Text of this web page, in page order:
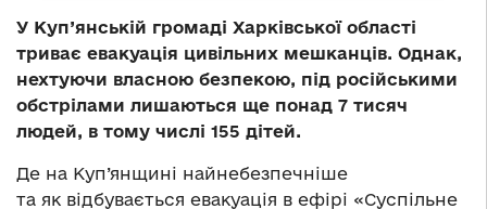
У Куп’янській громаді Харківської області
триває евакуація цивільних мешканців. Однак,
нехтуючи власною безпекою, під російськими
обстрілами лишаються ще понад 7 тисяч
людей, в тому числі 155 дітей.
Де на Куп’янщині найнебезпечніше
та як відбувається евакуація в ефірі «Суспільне